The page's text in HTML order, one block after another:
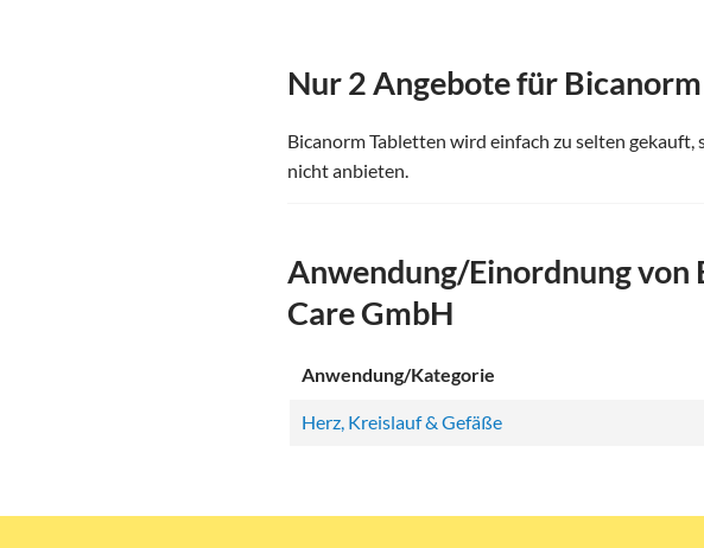
Nur 2 Angebote für
Bicanorm Tabletten wird einfach zu selten
nicht anbieten.
Anwendung/Einordnung von
Care GmbH
Anwendung/Kategorie
Herz, Kreislauf & Gefäße